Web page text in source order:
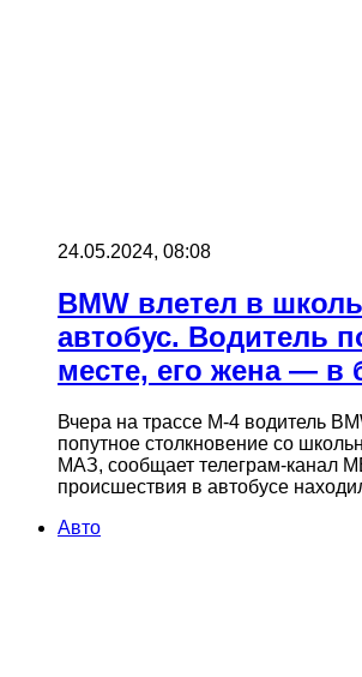
24.05.2024, 08:08
BMW влетел в
автобус. Водитель
месте, его жена — в
Вчера на трассе М-4 водитель
попутное столкновение со
МАЗ, сообщает телеграм-канал
происшествия в автобусе
Авто